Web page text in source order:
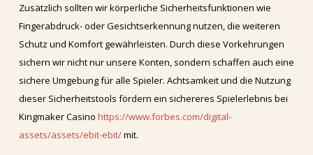
Zusätzlich sollten wir körperliche Sicherheitsfunktionen wie
Fingerabdruck- oder Gesichtserkennung nutzen, die weiteren
Schutz und Komfort gewährleisten. Durch diese Vorkehrungen
sichern wir nicht nur unsere Konten, sondern schaffen auch eine
sichere Umgebung für alle Spieler. Achtsamkeit und die Nutzung
dieser Sicherheitstools fördern ein sichereres Spielerlebnis bei
Kingmaker Casino https://www.forbes.com/digital-
assets/assets/ebit-ebit/mit.